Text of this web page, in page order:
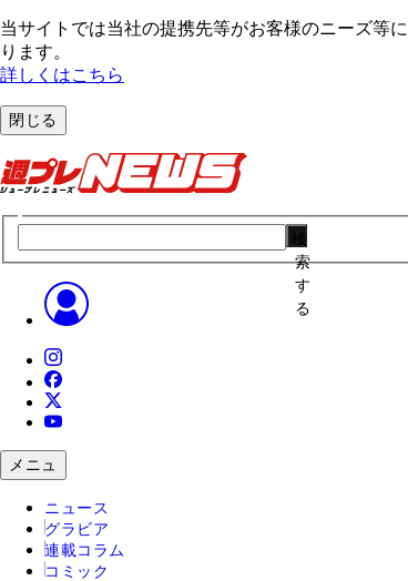
当サイトでは当社の提携先等がお客様のニーズ等
ります。
詳しくはこちら
閉じる
索
す
る
メニュ
ニュース
グラビア
連載コラム
コミック